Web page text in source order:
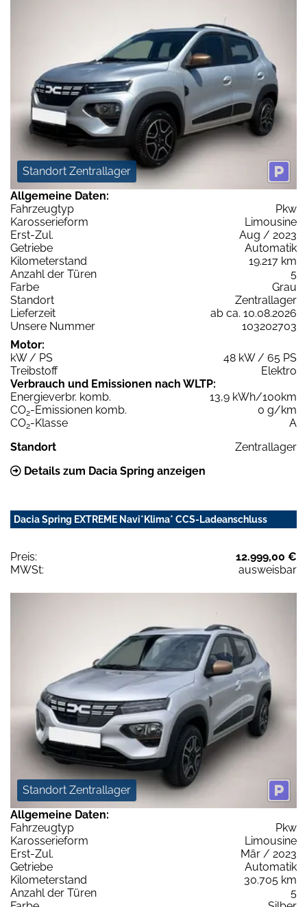
Standort Zentrallager
Allgemeine Daten:
Fahrzeugtyp
Pkw
Karosserieform
Limousine
Erst-Zul.
Aug / 2023
Getriebe
Automatik
Kilometerstand
19.217 km
Anzahl der Türen
5
Farbe
Grau
Standort
Zentrallager
Lieferzeit
ab ca. 10.08.2026
Unsere Nummer
103202703
Motor:
kW / PS
48 kW / 65 PS
Treibstoff
Elektro
Verbrauch und Emissionen nach WLTP:
Energieverbr. komb.
13,9 kWh/100km
CO2-Emissionen komb.
0 g/km
CO2-Klasse
A
Standort
Zentrallager
Details zum Dacia Spring anzeigen
Dacia Spring EXTREME Navi*Klima* CCS-Ladeanschluss
Preis:
12.999,00 €
MWSt:
ausweisbar
Standort Zentrallager
Allgemeine Daten:
Fahrzeugtyp
Pkw
Karosserieform
Limousine
Erst-Zul.
Mär / 2023
Getriebe
Automatik
Kilometerstand
30.705 km
Anzahl der Türen
5